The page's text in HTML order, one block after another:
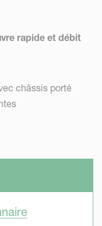
rapide et débit
châssis porté